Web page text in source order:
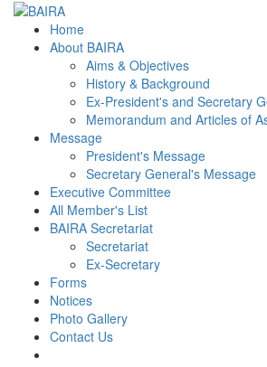
Home
About BAIRA
Aims & Objectives
History & Background
Ex-President's and Secretary
Memorandum and Articles of
Message
President's Message
Secretary General's Message
Executive Committee
All Member's List
BAIRA Secretariat
Secretariat
Ex-Secretary
Forms
Notices
Photo Gallery
Contact Us